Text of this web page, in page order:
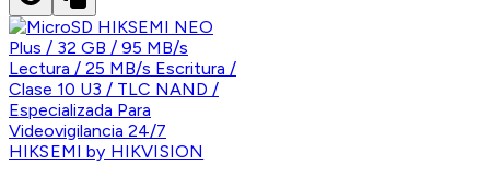
HIKSEMI by HIKVISION